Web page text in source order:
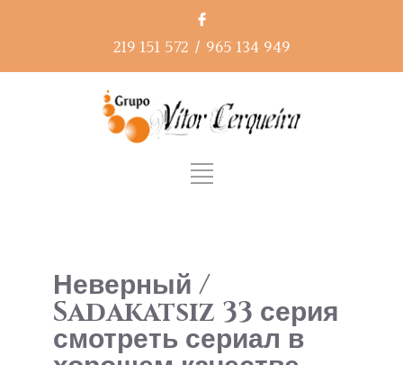
219 151 572 / 965 134 949
Неверный /
Sadakatsiz 33 серия
смотреть сериал в